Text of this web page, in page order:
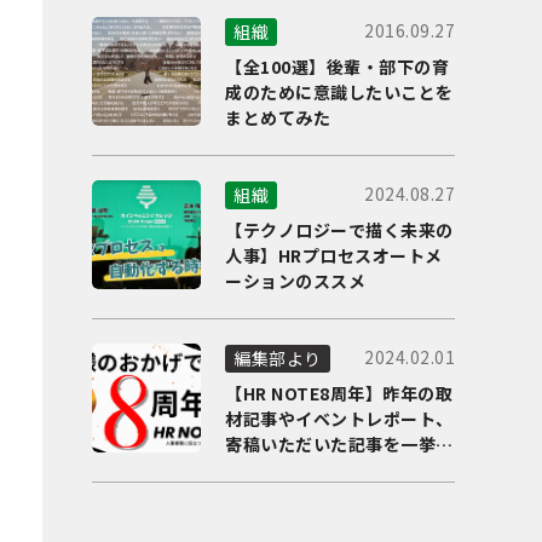
組織
2016.09.27
【全100選】後輩・部下の育
成のために意識したいことを
まとめてみた
組織
2024.08.27
【テクノロジーで描く未来の
人事】HRプロセスオートメ
ーションのススメ
編集部より
2024.02.01
【HR NOTE8周年】昨年の取
材記事やイベントレポート、
寄稿いただいた記事を一挙に